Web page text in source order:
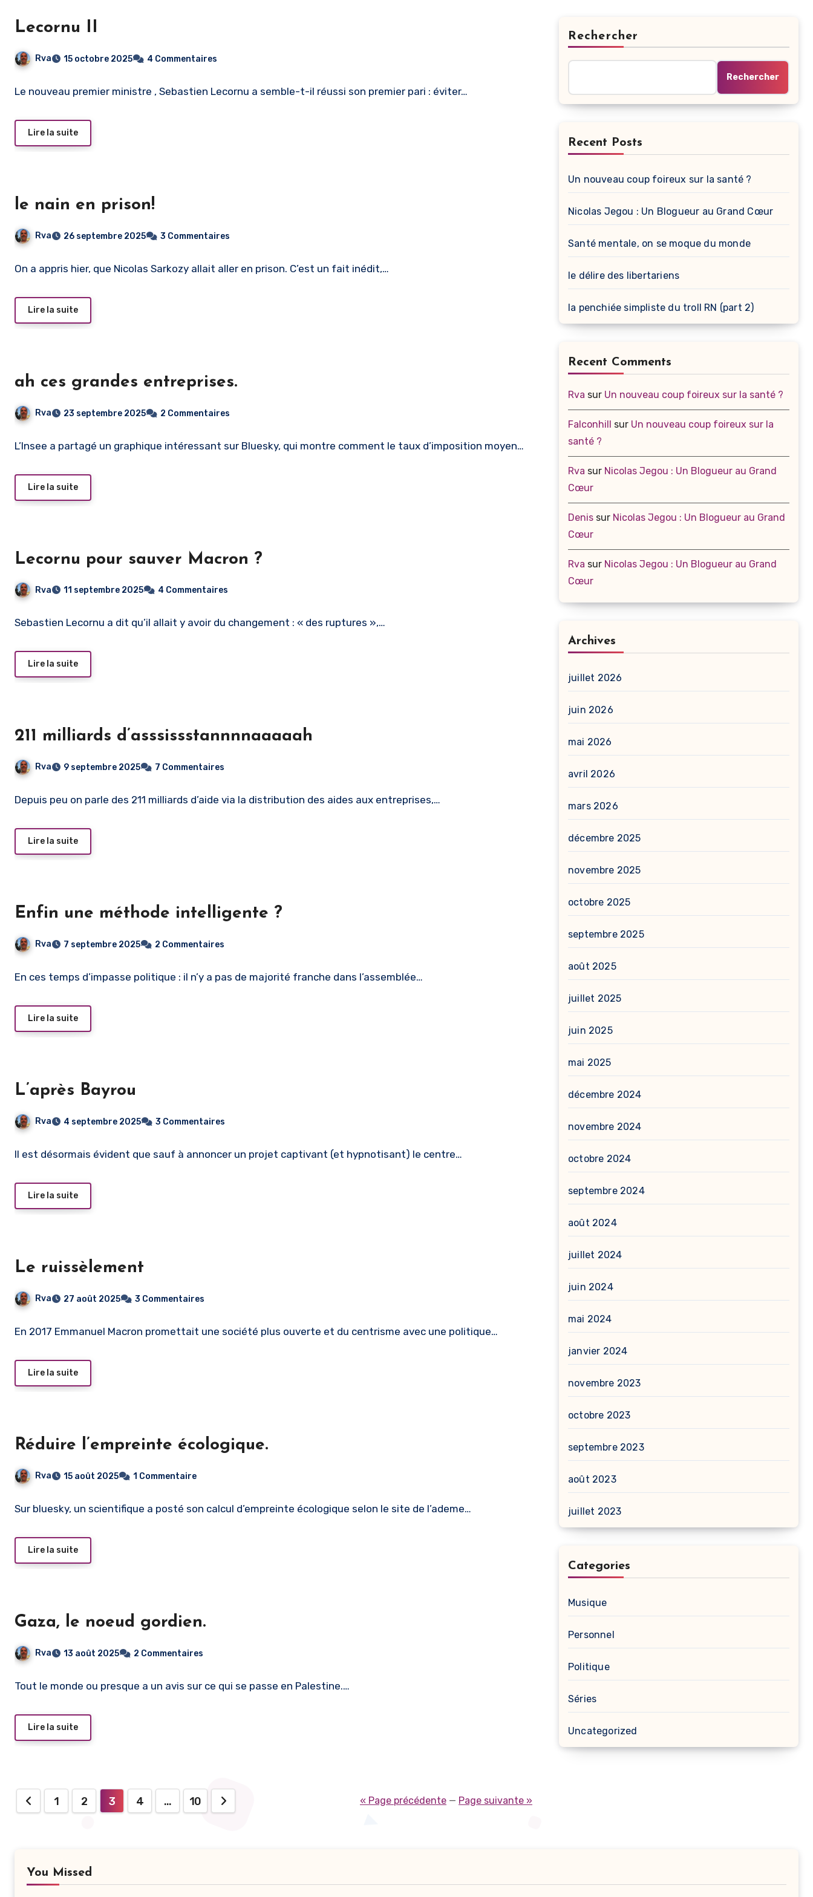
Lecornu II
Rva 15 octobre 2025 4 Commentaires
Le nouveau premier ministre , Sebastien Lecornu a semble-t-il réussi son premier pari : éviter…
Lire la suite
le nain en prison!
Rva 26 septembre 2025 3 Commentaires
On a appris hier, que Nicolas Sarkozy allait aller en prison. C’est un fait inédit,…
Lire la suite
ah ces grandes entreprises.
Rva 23 septembre 2025 2 Commentaires
L’Insee a partagé un graphique intéressant sur Bluesky, qui montre comment le taux d’imposition moyen…
Lire la suite
Lecornu pour sauver Macron ?
Rva 11 septembre 2025 4 Commentaires
Sebastien Lecornu a dit qu’il allait y avoir du changement : « des ruptures »,…
Lire la suite
211 milliards d’asssissstannnnaaaaah
Rva 9 septembre 2025 7 Commentaires
Depuis peu on parle des 211 milliards d’aide via la distribution des aides aux entreprises,…
Lire la suite
Enfin une méthode intelligente ?
Rva 7 septembre 2025 2 Commentaires
En ces temps d’impasse politique : il n’y a pas de majorité franche dans l’assemblée…
Lire la suite
L’après Bayrou
Rva 4 septembre 2025 3 Commentaires
Il est désormais évident que sauf à annoncer un projet captivant (et hypnotisant) le centre…
Lire la suite
Le ruissèlement
Rva 27 août 2025 3 Commentaires
En 2017 Emmanuel Macron promettait une société plus ouverte et du centrisme avec une politique…
Lire la suite
Réduire l’empreinte écologique.
Rva 15 août 2025 1 Commentaire
Sur bluesky, un scientifique a posté son calcul d’empreinte écologique selon le site de l’ademe…
Lire la suite
Gaza, le noeud gordien.
Rva 13 août 2025 2 Commentaires
Tout le monde ou presque a un avis sur ce qui se passe en Palestine.…
Lire la suite
Pagination
1 2 3 4 … 10 « Page précédente — Page suivante »
Rechercher
Rechercher
Recent Posts
Un nouveau coup foireux sur la santé ?
Nicolas Jegou : Un Blogueur au Grand Cœur
Santé mentale, on se moque du monde
le délire des libertariens
la penchiée simpliste du troll RN (part 2)
Recent Comments
Rva sur Un nouveau coup foireux sur la santé ?
Falconhill sur Un nouveau coup foireux sur la
santé ?
Rva sur Nicolas Jegou : Un Blogueur au Grand
Cœur
Denis sur Nicolas Jegou : Un Blogueur au Grand
Cœur
Rva sur Nicolas Jegou : Un Blogueur au Grand
Cœur
Archives
juillet 2026
juin 2026
mai 2026
avril 2026
mars 2026
décembre 2025
novembre 2025
octobre 2025
septembre 2025
août 2025
juillet 2025
juin 2025
mai 2025
décembre 2024
novembre 2024
octobre 2024
septembre 2024
août 2024
juillet 2024
juin 2024
mai 2024
janvier 2024
novembre 2023
octobre 2023
septembre 2023
août 2023
juillet 2023
Categories
Musique
Personnel
Politique
Séries
Uncategorized
You Missed